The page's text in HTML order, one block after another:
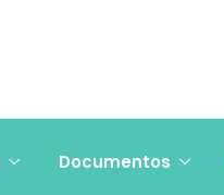
Documentos